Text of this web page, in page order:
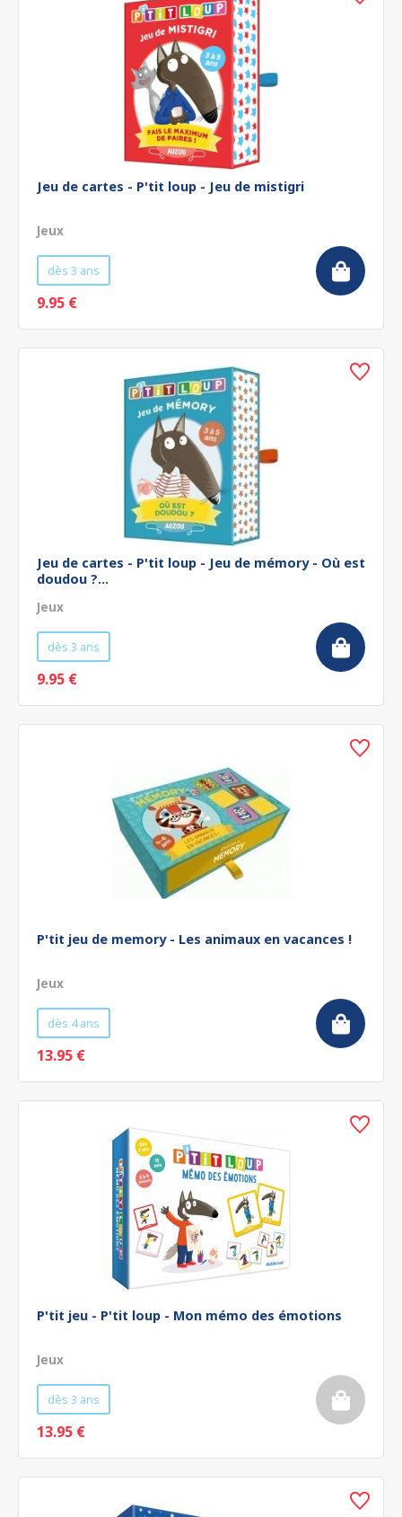
Jeu de cartes - P'tit loup - Jeu de mistigri
Jeux
dès 3 ans
9.95 €
Jeu de cartes - P'tit loup - Jeu de mémory - Où est
doudou ?...
Jeux
dès 3 ans
9.95 €
P'tit jeu de memory - Les animaux en vacances !
Jeux
dès 4 ans
13.95 €
P'tit jeu - P'tit loup - Mon mémo des émotions
Jeux
dès 3 ans
13.95 €